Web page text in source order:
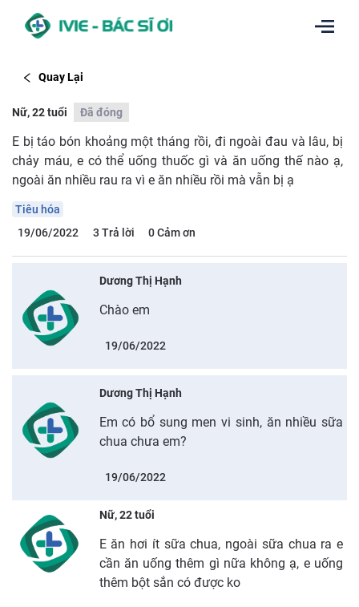
Quay Lại
Nữ, 22 tuổi Đã đóng
E bị táo bón khoảng một tháng rồi, đi ngoài đau và lâu, bị
chảy máu, e có thể uống thuốc gì và ăn uống thế nào ạ,
ngoài ăn nhiều rau ra vì e ăn nhiều rồi mà vẫn bị ạ
Tiêu hóa
19/06/2022
3 Trả lời 0Cảm ơn
Dương Thị Hạnh
Chào em
19/06/2022
Dương Thị Hạnh
Em có bổ sung men vi sinh, ăn nhiều sữa
chua chưa em?
19/06/2022
Nữ, 22 tuổi
E ăn hơi ít sữa chua, ngoài sữa chua ra e
cần ăn uống thêm gì nữa không ạ, e uống
thêm bột sắn có được ko